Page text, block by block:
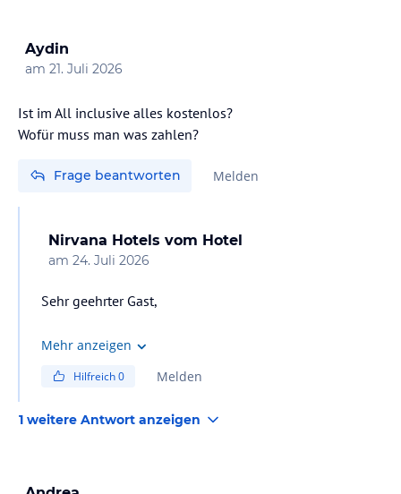
Aydin
am 21. Juli 2026
Ist im All inclusive alles kostenlos?
Wofür muss man was zahlen?
Frage beantworten Melden
Nirvana Hotels vom Hotel
am 24. Juli 2026
Sehr geehrter Gast,
vielen Dank für Ihre Nachricht.
Um Ihnen detaillierte und genaue Informationen zu
eventuellen Zusatzleistungen zukommen zu lassen,
Mehr anzeigen
Hilfreich0 Melden
1 weitere Antwort anzeigen